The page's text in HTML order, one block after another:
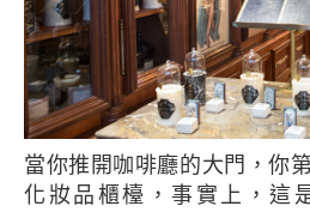
當你推開咖啡廳的大門，你第一眼看到的會是這個
化妝品櫃檯，事實上，這